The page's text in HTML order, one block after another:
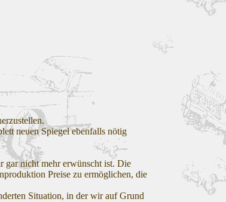
neuen Spiegel ebenfalls nötig
gar nicht mehr erwünscht ist. Die
Preise zu ermöglichen, die
Situation, in der wir auf Grund